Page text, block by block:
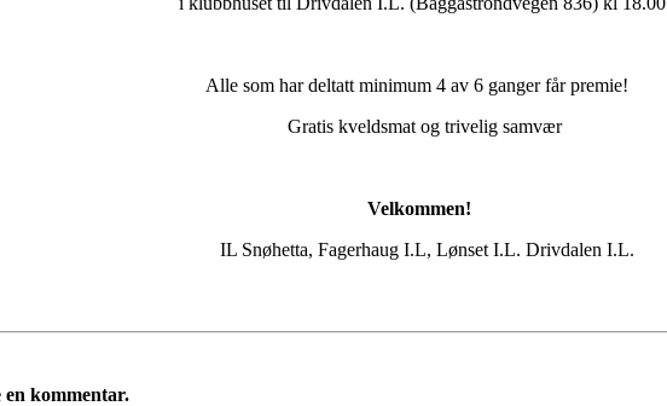
Alle som har deltatt minimum 4 av 6 ganger får premie!
Gratis kveldsmat og trivelig samvær
Velkommen!
IL Snøhetta, Fagerhaug I.L, Lønset I.L. Drivdalen I.L.
kommentar.